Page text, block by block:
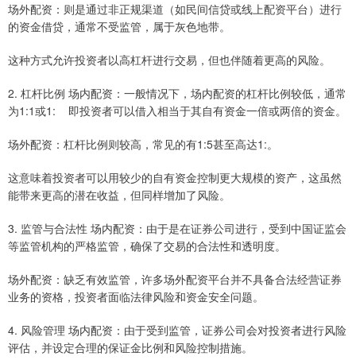
场外配资：则是通过非正规渠道（如民间信贷或线上配资平台）进行
的资金借贷，通常不受监管，属于灰色地带。
这种方式允许投资者以高杠杆进行交易，但也伴随着更高的风险。
2. 杠杆比例 场内配资：一般情况下，场内配资的杠杆比例较低，通常
为1:1或1: 即投资者可以借入相当于其自有资金一倍或两倍的资金。
场外配资：杠杆比例则较高，常见的有1:5甚至高达1:。
这意味着投资者可以用较少的自有资金控制更大规模的资产，这虽然
能带来更高的潜在收益，但同样增加了风险。
3. 监管与合法性 场内配资：由于是在证券公司进行，受到中国证监会
等监管机构的严格监管，确保了交易的合法性和透明度。
场外配资：缺乏有效监管，许多场外配资平台并不具备合法经营证券
业务的资格，投资者面临法律风险和资金安全问题。
4. 风险管理 场内配资：由于受到监管，证券公司会对投资者进行风险
评估，并设定合理的保证金比例和风险控制措施。